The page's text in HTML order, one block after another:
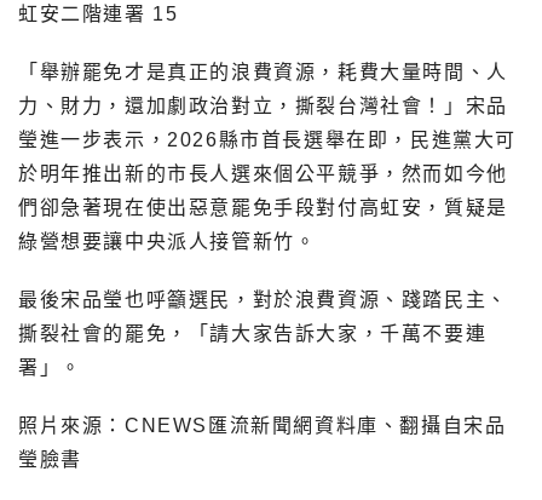
「舉辦罷免才是真正的浪費資源，耗費大量時間、人
力、財力，還加劇政治對立，撕裂台灣社會！」宋品
瑩進一步表示，2026縣市首長選舉在即，民進黨大可
於明年推出新的市長人選來個公平競爭，然而如今他
們卻急著現在使出惡意罷免手段對付高虹安，質疑是
綠營想要讓中央派人接管新竹。
最後宋品瑩也呼籲選民，對於浪費資源、踐踏民主、
撕裂社會的罷免，「請大家告訴大家，千萬不要連
署」。
照片來源：CNEWS匯流新聞網資料庫、翻攝自宋品
瑩臉書